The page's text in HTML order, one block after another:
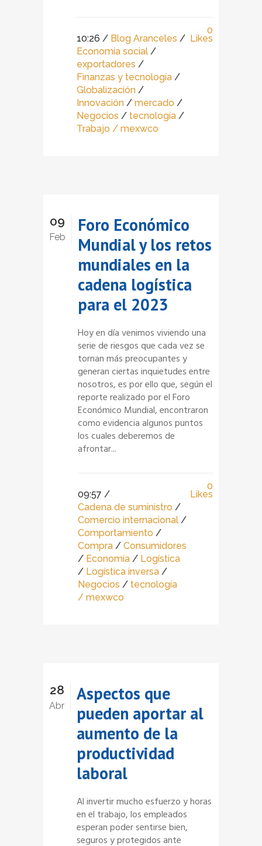
10:26 / Blog Aranceles /
Economía social /
exportadores /
Finanzas y tecnología /
Globalización /
Innovación / mercado /
Negocios / tecnología /
Trabajo / mexwco
0
Likes
09
Feb
Foro Económico
Mundial y los retos
mundiales en la
cadena logística
para el 2023
Hoy en día venimos viviendo una
serie de riesgos que cada vez se
tornan más preocupantes y
generan ciertas inquietudes entre
nosotros, es por ello que, según el
reporte realizado por el Foro
Económico Mundial, encontraron
como evidencia algunos puntos
los cuales deberemos de
afrontar...
09:57 /
Cadena de suministro /
Comercio internacional /
Comportamiento /
Compra / Consumidores
/ Economía / Logística
/ Logística inversa /
Negocios / tecnología
/ mexwco
0
Likes
28
Abr
Aspectos que
pueden aportar al
aumento de la
productividad
laboral
Al invertir mucho esfuerzo y horas
en el trabajo, los empleados
esperan poder sentirse bien,
seguros y protegidos ante